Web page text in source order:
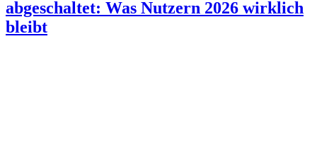
abgeschaltet: Was Nutzern 2026 wirklich
bleibt